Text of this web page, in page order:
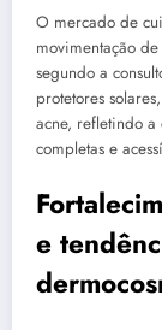
O mercado de
movimentação
segundo a
protetores
acne, refletindo a
completas e
e